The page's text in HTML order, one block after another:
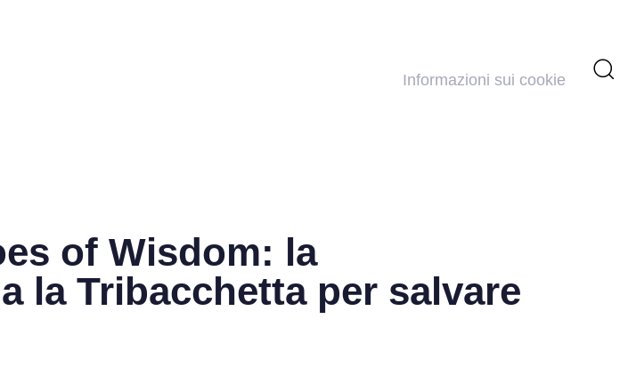
Informazioni sui cookie
of Wisdom: la
la Tribacchetta per salvare